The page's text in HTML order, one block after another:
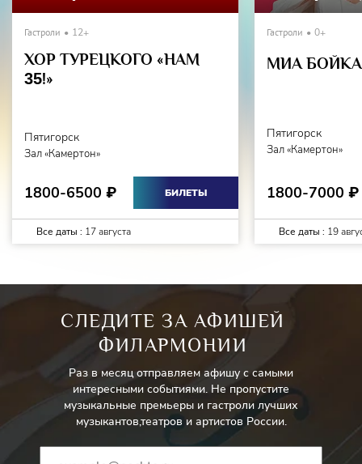
Гастроли 12+
ХОР ТУРЕЦКОГО «НАМ
35!»
Пятигорск
Зал «Камертон»
1800-6500 ₽ БИЛЕТЫ
Все даты : 17 августа
Гастроли 0+
МИА БОЙКА
Пятигорск
Зал «Камертон»
1800-7000 ₽
Все даты : 19
СЛЕДИТЕ ЗА АФИШЕЙ
ФИЛАРМОНИИ
Раз в месяц отправляем афишу с самыми
интересными событиями. Не пропустите
музыкальные премьеры и гастроли лучших
музыкантов,театров и артистов России.